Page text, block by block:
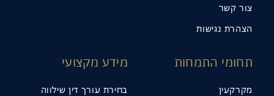
צור קשר
הצהרת נגישות
תחומי התמחות
מקרקעין
מידע מקצועי
בחירת עורך דין שילווה